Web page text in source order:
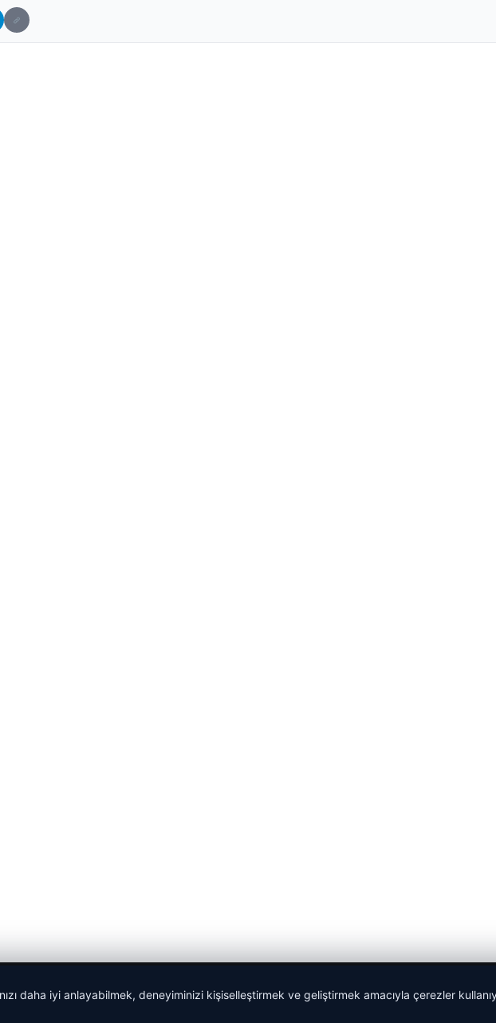
daha iyi anlayabilmek, deneyiminizi kişiselleştirmek ve geliştirmek amacıyla çerezler